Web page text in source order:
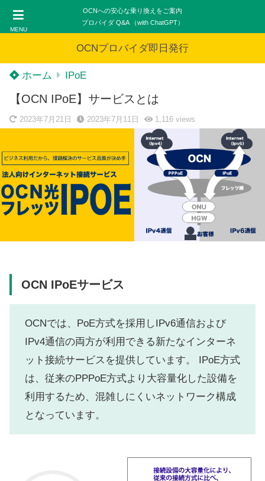
MENU
OCNへの安心な乗り換えをご案内
プロバイダ Q&A （with ChatGPT）
OCNプロバイダ即日発行
ホーム IPoE
【OCN IPoE】サービスとは
2023年7月21日 2023年7月11日 1,116views
OCN IPoEサービス
OCNでは、PoE方式を採用しIPv6通信および
IPv4通信の両方が利用できる新たなインターネ
ット接続サービスを提供しています。 IPoE方式
は、従来のPPPoE方式より大容量化した設備を
利用するため、混雑しにくいネットワーク構成
となっています。